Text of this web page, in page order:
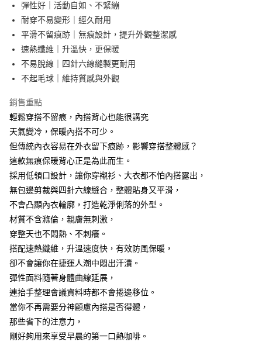
相關說明
【關於「AFTEE先享後付」】
AFTEE先享後付是「在收到商品之後才付款」的支付方式。 讓您購物簡單
１．簡單：不需註冊會員、不需綁卡、不需儲值。
２．便利：只要手機號碼，簡訊認證，即可結帳。
３．安心：先確認商品／服務後，再付款。
１．於結帳方式選擇「AFTEE先享後付」後，將跳轉至「AFTEE先享後付」
結帳頁面，進行簡訊認證並確認金額後，即可完成結帳。
２．訂單成立數日內，您將收到繳費通知簡訊。
３．收到繳費通知簡訊後14天內，點擊此簡訊中的連結，可透過四大超商／
ATM／網路銀行／等多元方式進行付款，方視為交易完成。
※ 請注意：結帳手續完成當下不需立刻繳費，但若您需要取消訂單，請聯絡
後付繳納相關費用。
※ 交易是否成功請以「AFTEE先享後付 」之結帳頁面顯示為準，若有關於
是否繳費成功／繳費後需取消欲退款等相關疑問，請聯繫「AFTEE先享後付
客戶支援中心」https://netprotections.freshdesk.com/support/home
【注意事項】
１．透過由恩沛科技股份有限公司提供之「AFTEE先享後付」服務完成之交
易，需依本服務之必要範圍內提供個人資料，並將交易相關給付款項請求債
權轉讓予恩沛科技股份有限公司。
２．關於個人資料處理事宜，請瀏覽以下網址：
３．未成年的使用者請事先徵得法定代理人或監護人之同意方可使用
「AFTEE先享後付」，若未經同意申辦者引起之損失，本公司不負相關責
任。
４．使用「AFTEE先享後付」時，將依據個別帳號之用戶狀況，依本公司即
時審查核予不同之上限額度；若仍有額度不足之情形，本公司將視審查結果
ATM付款
運送方式
全家取貨付款
7-11取貨付款
每筆NT$60，滿NT$499(含以上)免運費
7-11取貨(快速到店)
宅配
每筆NT$100，滿NT$799(含以上)免運費
離島宅配
每筆NT$150
彈性好｜活動自如、不緊繃
耐穿不易變形｜經久耐用
平滑不留痕跡｜無痕設計，提升外觀整潔感
速熱纖維｜升溫快，更保暖
不易脫線｜四針六線縫製更耐用
不起毛球｜維持質感與外觀
銷售重點
輕鬆穿搭不留痕，內搭背心也能很講究
天氣變冷，保暖內搭不可少。
但傳統內衣容易在外衣留下痕跡，影響穿搭整體感？
這款無痕保暖背心正是為此而生。
採用低領口設計，讓你穿襯衫、大衣都不怕內搭露出，
無包邊剪裁與四針六線縫合，整體貼身又平滑，
不會凸顯內衣輪廓，打造乾淨俐落的外型。
材質不含滌倫，親膚無刺激，
穿整天也不悶熱、不刺癢。
搭配速熱纖維，升溫速度快，有效防風保暖，
卻不會讓你在捷運人潮中悶出汗漬。
彈性面料隨著身體曲線延展，
連抬手整理會議資料時都不會捲邊移位。
當你不再需要分神顧慮內搭是否得體，
那些省下的注意力，
剛好夠用來享受早晨的第一口熱咖啡。